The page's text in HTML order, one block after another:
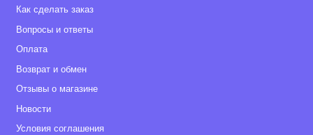
Как сделать заказ
Вопросы и ответы
Оплата
Возврат и обмен
Отзывы о магазине
Новости
Условия соглашения